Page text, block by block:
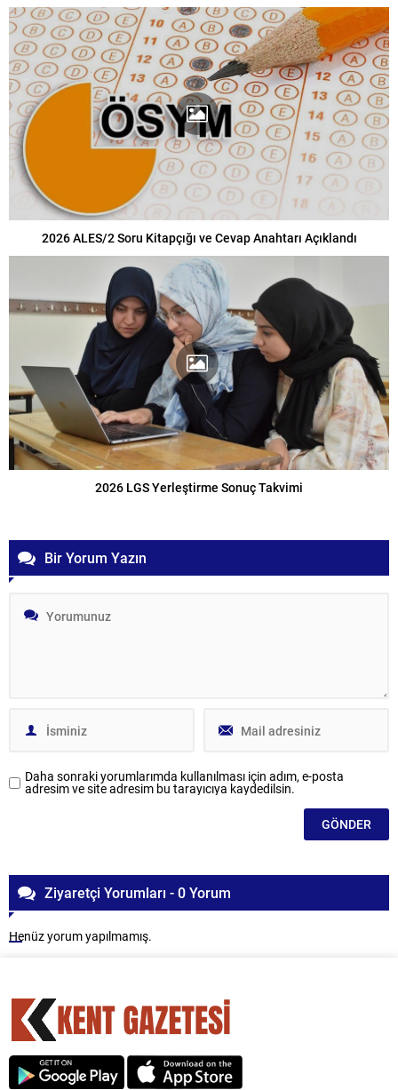
2026 ALES/2 Soru Kitapçığı ve Cevap Anahtarı Açıklandı
2026 LGS Yerleştirme Sonuç Takvimi
Bir Yorum Yazın
Daha sonraki yorumlarımda kullanılması için adım, e-posta
adresim ve site adresim bu tarayıcıya kaydedilsin.
Ziyaretçi Yorumları - 0 Yorum
Henüz yorum yapılmamış.